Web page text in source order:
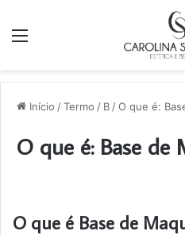
Início /Termo / B /O que é:
O que é: Base de
O que é Base de